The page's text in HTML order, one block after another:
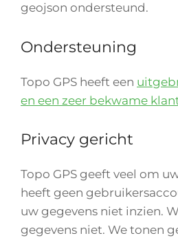
geojson ondersteund.
Ondersteuning
Topo GPS heeft een
en een zeer bekwame
Privacy gericht
Topo GPS geeft veel om
heeft geen
uw gegevens niet inzien.
gegevens niet. We tonen